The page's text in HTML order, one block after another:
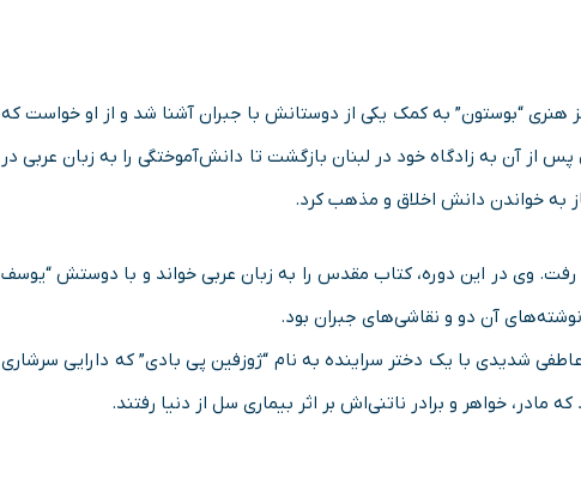
گزار مرکز هنری “بوستون” به کمک یکی از دوستانش با جبران آشنا شد و از او خواست که
از آن به زادگاه خود در لبنان بازگشت تا دانش‌آموختگی را به زبان عربی در
به خواندن دانش اخلاق و مذهب کرد.
الحکمه رفت. وی در این دوره، کتاب مقدس را به زبان عربی خواند و با دوستش “یوسف
نوشته‌های آن دو و نقاشی‌های جبران بود.
شدیدی با یک دختر سراینده به نام “ژوزفین پی بادی” که دارایی سرشاری
خواهر و برادر ناتنی‌اش بر اثر بیماری سل از دنیا رفتند.